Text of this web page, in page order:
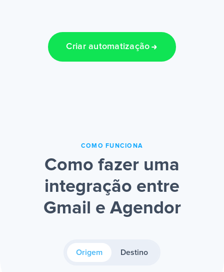
Criar automatização
COMO FUNCIONA
Como fazer uma
integração entre
Gmail e Agendor
Origem Destino